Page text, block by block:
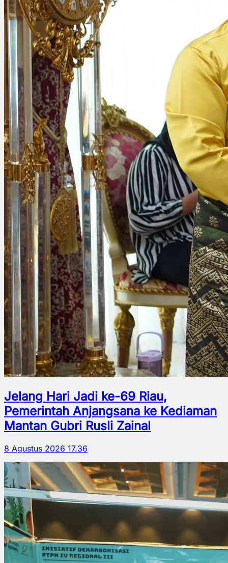
Jelang Hari Jadi ke-69 Riau,
Pemerintah Anjangsana ke Kediaman
Mantan Gubri Rusli Zainal
8 Agustus 2026 17.36